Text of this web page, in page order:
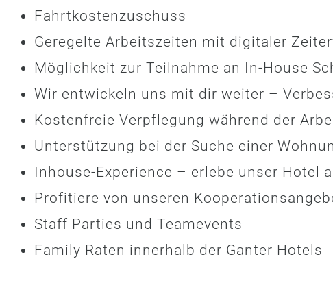
Fahrtkostenzuschuss
Geregelte Arbeitszeiten mit digitaler
Möglichkeit zur Teilnahme an In-House
Wir entwickeln uns mit dir weiter –
Kostenfreie Verpflegung während der
Unterstützung bei der Suche einer
Inhouse-Experience – erlebe unser Hotel
Profitiere von unseren
Staff Parties und Teamevents
Family Raten innerhalb der Ganter Hotels